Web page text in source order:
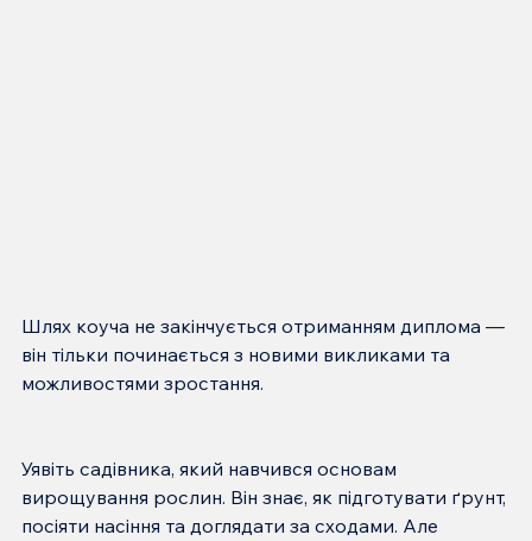
Шлях коуча не закінчується отриманням диплома —
він тільки починається з новими викликами та
Уявіть садівника, який навчився основам
вирощування рослин. Він знає, як підготувати ґрунт,
посіяти насіння та доглядати за сходами. Але